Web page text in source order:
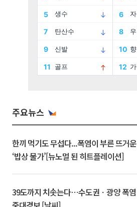
주요뉴스
한끼 먹기도 무섭다...폭염이 부른 뜨거운
‘밥상 물가’[뉴노멀 된 히트플레이션]
39도까지 치솟는다⋯수도권ㆍ광양 폭염